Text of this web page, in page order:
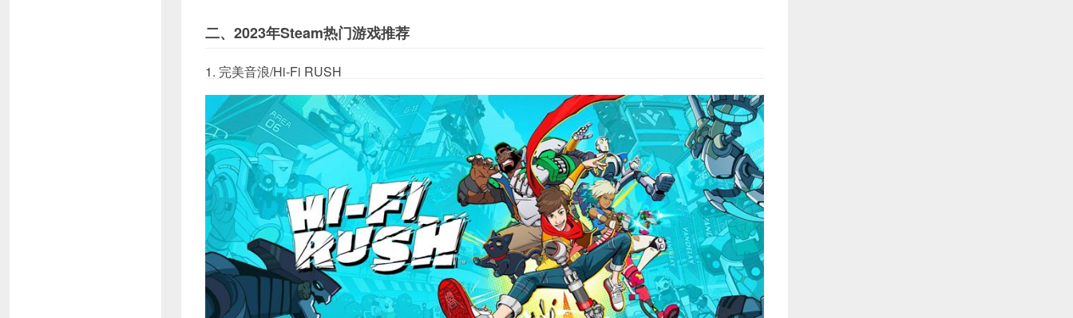
二、2023年Steam热门游戏推荐
1. 完美音浪/Hi-Fi RUSH